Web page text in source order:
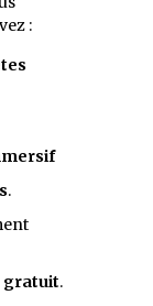
:
.
gratuit.